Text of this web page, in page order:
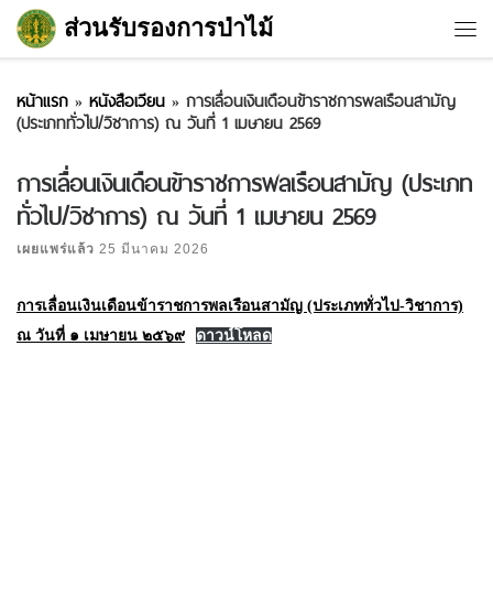
Skip to content
ส่วนรับรองการป่าไม้
หน้าแรก » หนังสือเวียน » การเลื่อนเงินเดือนข้าราชการพลเรือนสามัญ
(ประเภททั่วไป/วิชาการ) ณ วันที่ 1 เมษายน 2569
การเลื่อนเงินเดือนข้าราชการพลเรือนสามัญ (ประเภท
ทั่วไป/วิชาการ) ณ วันที่ 1 เมษายน 2569
เผยแพร่แล้ว 25 มีนาคม 2026
การเลื่อนเงินเดือนข้าราชการพลเรือนสามัญ (ประเภททั่วไป-วิชาการ)
ณ วันที่ ๑ เมษายน ๒๕๖๙
ดาวน์โหลด